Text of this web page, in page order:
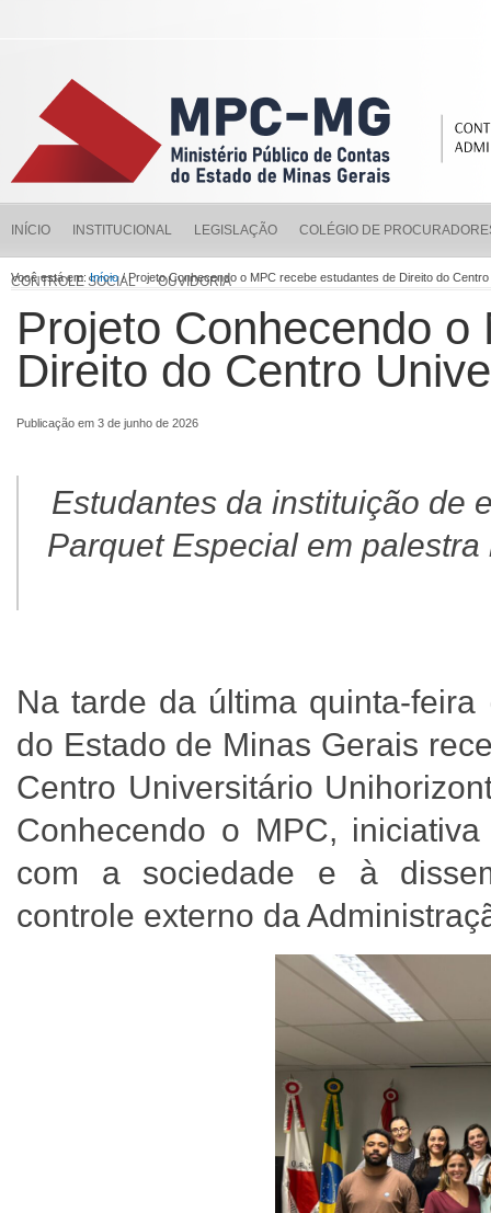
INÍCIO INSTITUCIONAL LEGISLAÇÃO COLÉGIO DE
CONTROLE SOCIAL OUVIDORIA
Você está em:Início/ Projeto Conhecendo o MPC recebe estudantes de Direito do
Projeto Conhecendo
Direito do Centro
Publicação em 3 de junho de 2026
Estudantes da instituição de
Parquet Especial em
Na tarde da última quinta-
do Estado de Minas Gerais
Centro Universitário
Conhecendo o MPC,
com a sociedade e à
controle externo da